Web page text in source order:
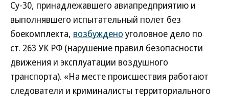
Су-30, принадлежавшего авиапредприятию и
выполнявшего испытательный полет без
боекомплекта, возбуждено уголовное дело по
ст. 263 УК РФ (нарушение правил безопасности
движения и эксплуатации воздушного
транспорта). «На месте происшествия работают
следователи и криминалисты территориального